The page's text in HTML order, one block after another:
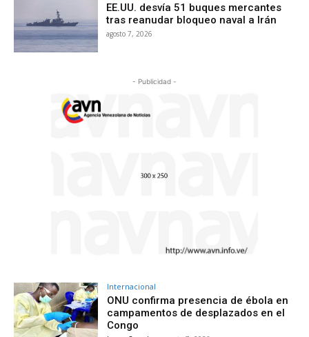
EE.UU. desvía 51 buques mercantes
tras reanudar bloqueo naval a Irán
agosto 7, 2026
- Publicidad -
Internacional
ONU confirma presencia de ébola en
campamentos de desplazados en el
Congo